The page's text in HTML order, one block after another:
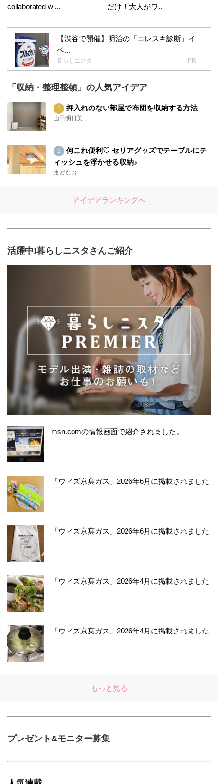
collaborated wi...
だけ！大人がワ...
【渋谷で開催】明治の『コレスキ診断』イ
ベ...
暮らしニスタ PR
「収納・整理整頓」の人気アイデア
押入れのない部屋で布団を収納する方法
山田明日美
何これ便利♡ セリアグッズでテーブルにテ
ィッシュを浮かせる収納♪
まどなお
アイデアランキングへ
活躍中!暮らしニスタさんご紹介
msn.comの情報画面で紹介されました。
「ウィズ京葉ガス」2026年6月に掲載されました
「ウィズ京葉ガス」2026年6月に掲載されました
「ウィズ京葉ガス」2026年4月に掲載されました
「ウィズ京葉ガス」2026年4月に掲載されました
もっと見る
プレゼント&モニター募集